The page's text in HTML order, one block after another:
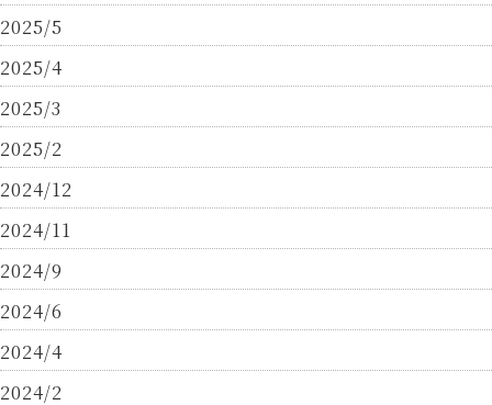
2025/5
2025/4
2025/3
2025/2
2024/12
2024/11
2024/9
2024/6
2024/4
2024/2